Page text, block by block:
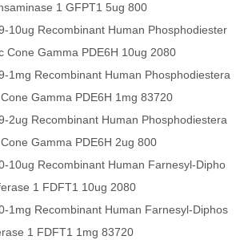
1 GFPT1 5ug 800
10ug Recombinant Human Phosphodiester
Cone Gamma PDE6H 10ug 2080
1mg Recombinant Human Phosphodiestera
Gamma PDE6H 1mg 83720
2ug Recombinant Human Phosphodiestera
Gamma PDE6H 2ug 800
10ug Recombinant Human Farnesyl-Dipho
1 FDFT1 10ug 2080
1mg Recombinant Human Farnesyl-Diphos
1 FDFT1 1mg 83720